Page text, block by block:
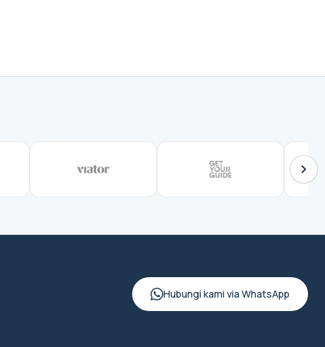
Hubungi kami via WhatsApp